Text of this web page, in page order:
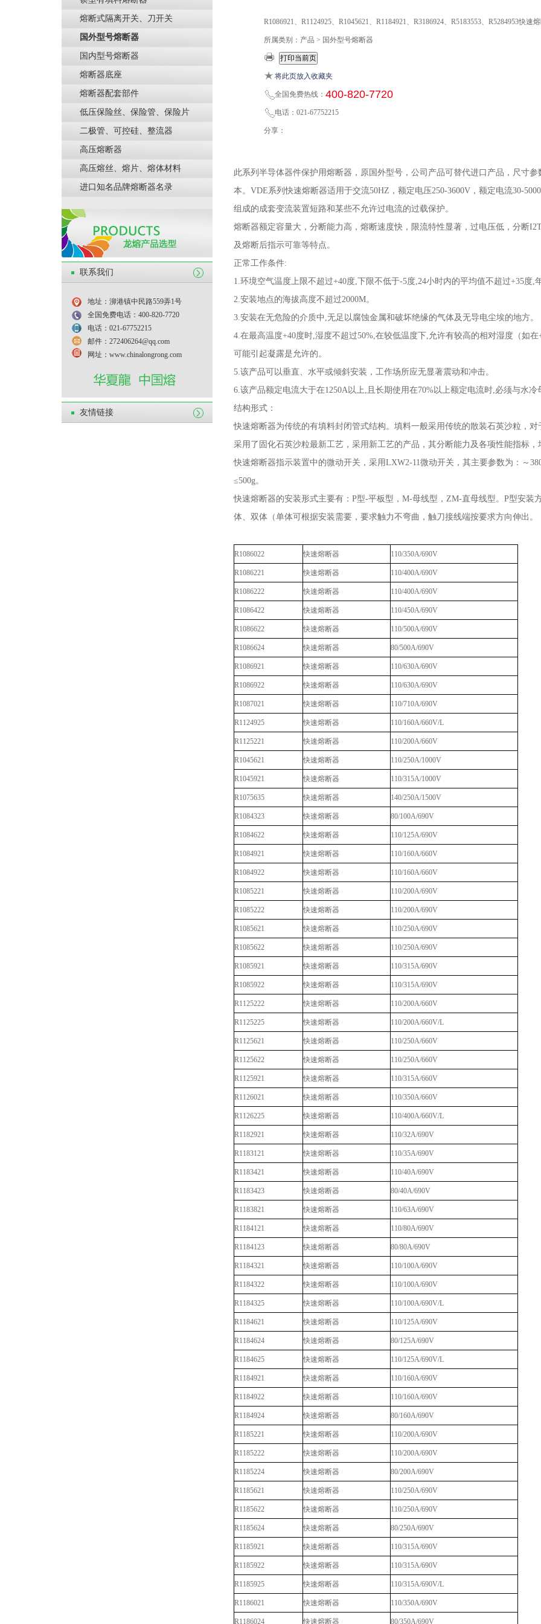
熔断式隔离开关、刀开关
国外型号熔断器
国内型号熔断器
熔断器底座
熔断器配套部件
低压保险丝、保险管、保险片
二极管、可控硅、整流器
高压熔断器
高压熔丝、熔片、熔体材料
进口知名品牌熔断器名录
联系我们
地址：泖港镇中民路559弄1号
全国免费电话：400-820-7720
电话：021-67752215
邮件：272406264@qq.com
网址：www.chinalongrong.com
友情链接
R1086921、R1124925、R1045621、R1184921、R3186924、R5183553、R5284953快
所属类别：产品 > 国外型号熔断器
将此页放入收藏夹
全国免费热线： 400-820-7720
电话：021-67752215
分享：
此系列半导体器件保护用熔断器，原国外型号，公司产品可替代进口产品，尺寸
本。VDE系列快速熔断器适用于交流50HZ ，额定电压250-3600V ，额定电流30-
组成的成套变流装置短路和某些不允许过电流的过载保护。
熔断器额定容量大，分断能力高，熔断速度快，限流特性显著，过电压低，分断
及熔断后指示可靠等特点。
正常工作条件:
1.环境空气温度上限不超过+40度,下限不低于-5度,24小时内的平均值不超过+35度,
2.安装地点的海拔高度不超过2000M。
3.安装在无危险的介质中 ,无足以腐蚀金属和破坏绝缘的气体及无导电尘埃的地方。
4.在最高温度+40度时,湿度不超过50%,在较低温度下, 允许有较高的相对湿度（如在
可能引起凝露是允许的。
5.该产品可以垂直、水平或倾斜安装，工作场所应无显著震动和冲击。
6.该产品额定电流大于在1250A以上, 且长期使用在70%以上额定电流时,必须与水冷
结构形式：
快速熔断器为传统的有填料封闭管式结构。填料一般采用传统的散装石英沙粒，
采用了固化石英沙粒最新工艺，采用新工艺的产品，其分断能力及各项性能指标，
快速熔断器指示装置中的微动开关，采用LXW2-11微动开关，其主要参数为：～
≤500g。
快速熔断器的安装形式主要有： P型-平板型， M-母线型， ZM-直母线型。 P型安装
体、双体（单体可根据安装需要，要求触力不弯曲，触刀接线端按要求方向伸出。
R1086022 快速熔断器 110/350A/690V
R1086221 快速熔断器 110/400A/690V
R1086222 快速熔断器 110/400A/690V
R1086422 快速熔断器 110/450A/690V
R1086622 快速熔断器 110/500A/690V
R1086624 快速熔断器 80/500A/690V
R1086921 快速熔断器 110/630A/690V
R1086922 快速熔断器 110/630A/690V
R1087021 快速熔断器 110/710A/690V
R1124925 快速熔断器 110/160A/660V/L
R1125221 快速熔断器 110/200A/660V
R1045621 快速熔断器 110/250A/1000V
R1045921 快速熔断器 110/315A/1000V
R1075635 快速熔断器 140/250A/1500V
R1084323 快速熔断器 80/100A/690V
R1084622 快速熔断器 110/125A/690V
R1084921 快速熔断器 110/160A/660V
R1084922 快速熔断器 110/160A/660V
R1085221 快速熔断器 110/200A/690V
R1085222 快速熔断器 110/200A/690V
R1085621 快速熔断器 110/250A/690V
R1085622 快速熔断器 110/250A/690V
R1085921 快速熔断器 110/315A/690V
R1085922 快速熔断器 110/315A/690V
R1125222 快速熔断器 110/200A/660V
R1125225 快速熔断器 110/200A/660V/L
R1125621 快速熔断器 110/250A/660V
R1125622 快速熔断器 110/250A/660V
R1125921 快速熔断器 110/315A/660V
R1126021 快速熔断器 110/350A/660V
R1126225 快速熔断器 110/400A/660V/L
R1182921 快速熔断器 110/32A/690V
R1183121 快速熔断器 110/35A/690V
R1183421 快速熔断器 110/40A/690V
R1183423 快速熔断器 80/40A/690V
R1183821 快速熔断器 110/63A/690V
R1184121 快速熔断器 110/80A/690V
R1184123 快速熔断器 80/80A/690V
R1184321 快速熔断器 110/100A/690V
R1184322 快速熔断器 110/100A/690V
R1184325 快速熔断器 110/100A/690V/L
R1184621 快速熔断器 110/125A/690V
R1184624 快速熔断器 80/125A/690V
R1184625 快速熔断器 110/125A/690V/L
R1184921 快速熔断器 110/160A/690V
R1184922 快速熔断器 110/160A/690V
R1184924 快速熔断器 80/160A/690V
R1185221 快速熔断器 110/200A/690V
R1185222 快速熔断器 110/200A/690V
R1185224 快速熔断器 80/200A/690V
R1185621 快速熔断器 110/250A/690V
R1185622 快速熔断器 110/250A/690V
R1185624 快速熔断器 80/250A/690V
R1185921 快速熔断器 110/315A/690V
R1185922 快速熔断器 110/315A/690V
R1185925 快速熔断器 110/315A/690V/L
R1186021 快速熔断器 110/350A/690V
R1186024 快速熔断器 80/350A/690V